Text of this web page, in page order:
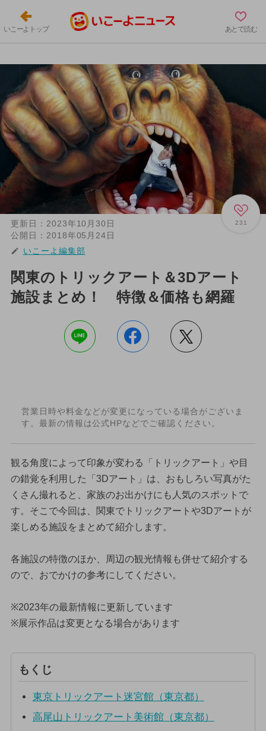
いこーよトップ あとで読む
231
更新日： 2023年10月30日
公開日： 2018年05月24日
いこーよ編集部
関東のトリックアート＆3Dアート
施設まとめ！ 特徴＆価格も網羅
営業日時や料金などが変更になっている場合がございま
す。最新の情報は公式HPなどでご確認ください。
観る角度によって印象が変わる「トリックアート」や目
の錯覚を利用した「3Dアート」は、おもしろい写真がた
くさん撮れると、家族のお出かけにも人気のスポットで
す。そこで今回は、関東でトリックアートや3Dアートが
楽しめる施設をまとめて紹介します。
各施設の特徴のほか、周辺の観光情報も併せて紹介する
ので、おでかけの参考にしてください。
※2023年の最新情報に更新しています
※展示作品は変更となる場合があります
もくじ
東京トリックアート迷宮館（東京都）
高尾山トリックアート美術館（東京都）